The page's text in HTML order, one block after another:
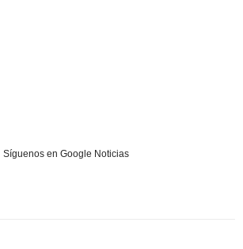
Síguenos en Google Noticias